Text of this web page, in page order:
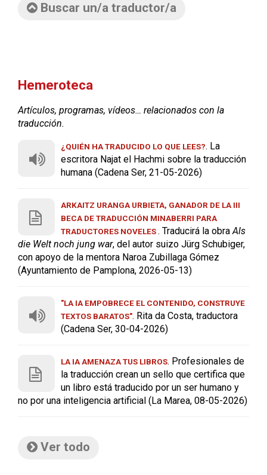
Buscar un/a traductor/a
Hemeroteca
Artículos, programas, vídeos… relacionados con la
traducción.
¿QUIÉN HA TRADUCIDO LO QUE LEES?. La
escritora Najat el Hachmi sobre la traducción
humana (Cadena Ser, 21-05-2026)
ARKAITZ URANGA URBIETA, GANADOR DE LA III
BECA DE TRADUCCIÓN MINABERRI PARA
TRADUCTORES NOVELES . Traducirá la obra Als
die Welt noch jung war, del autor suizo Jürg Schubiger,
con apoyo de la mentora Naroa Zubillaga Gómez
(Ayuntamiento de Pamplona, 2026-05-13)
"LA IA EMPOBRECE EL CONTENIDO, CONSTRUYE
TEXTOS BARATOS". Rita da Costa, traductora
(Cadena Ser, 30-04-2026)
LA IA AMENAZA TUS LIBROS. Profesionales de
la traducción crean un sello que certifica que
un libro está traducido por un ser humano y
no por una inteligencia artificial (La Marea, 08-05-2026)
Ver todo